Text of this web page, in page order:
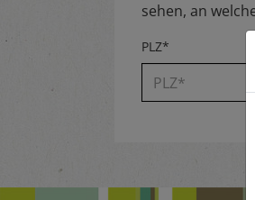
sehen, an
PLZ*